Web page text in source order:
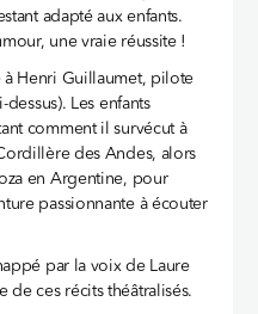
adapté aux enfants.
une vraie réussite !
à Henri Guillaumet, pilote
Les enfants
comment il survécut à
des Andes, alors
en Argentine, pour
passionnante à écouter
par la voix de Laure
de ces récits théâtralisés.